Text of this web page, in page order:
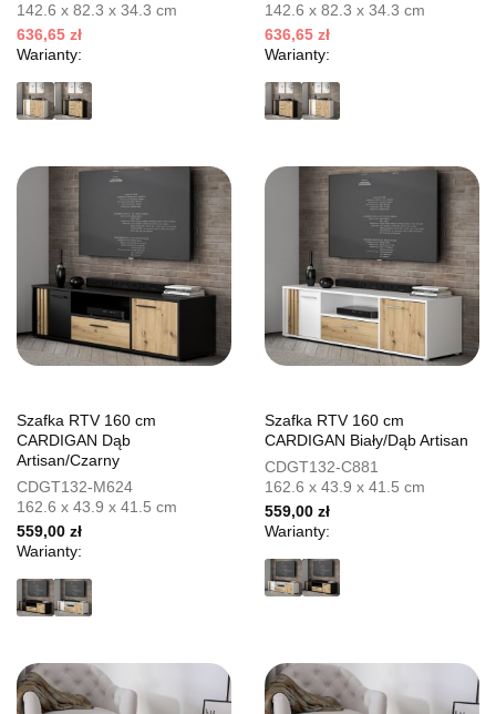
142.6 x 82.3 x 34.3 cm
636,65 zł
Warianty:
142.6 x 82.3 x 34.3 cm
636,65 zł
Warianty:
Szafka RTV 160 cm
CARDIGAN Dąb
Artisan/Czarny
CDGT132-M624
162.6 x 43.9 x 41.5 cm
559,00 zł
Warianty:
Szafka RTV 160 cm
CARDIGAN Biały/Dąb Artisan
CDGT132-C881
162.6 x 43.9 x 41.5 cm
559,00 zł
Warianty: